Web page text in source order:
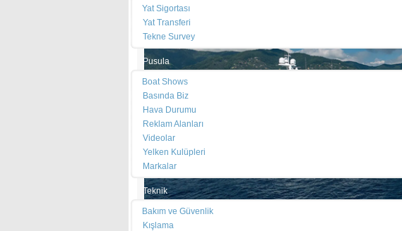
Yat Sigortası
Yat Transferi
Tekne Survey
Pusula
Boat Shows
Basında Biz
Hava Durumu
Reklam Alanları
Videolar
Yelken Kulüpleri
Markalar
Teknik
Bakım ve Güvenlik
Kışlama